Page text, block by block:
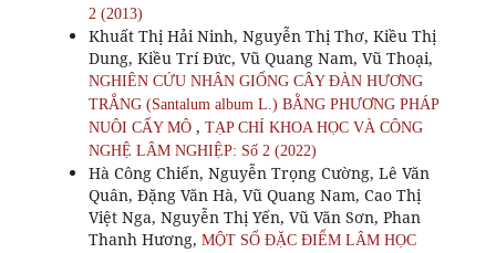
2 (2013)
Khuất Thị Hải Ninh, Nguyễn Thị Thơ, Kiều Thị
Dung, Kiều Trí Đức, Vũ Quang Nam, Vũ Thoại,
NGHIÊN CỨU NHÂN GIỐNG CÂY ĐÀN HƯƠNG
TRẮNG (Santalum album L.) BẰNG PHƯƠNG PHÁP
NUÔI CẤY MÔ , TẠP CHÍ KHOA HỌC VÀ CÔNG
NGHỆ LÂM NGHIỆP: Số 2 (2022)
Hà Công Chiến, Nguyễn Trọng Cường, Lê Văn
Quân, Đặng Văn Hà, Vũ Quang Nam, Cao Thị
Việt Nga, Nguyễn Thị Yến, Vũ Văn Sơn, Phan
Thanh Hương, MỘT SỐ ĐẶC ĐIỂM LÂM HỌC